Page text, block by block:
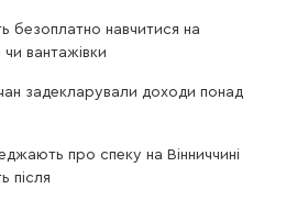
безоплатно навчитися на
вантажівки
задекларували доходи понад
про спеку на Вінниччині
після